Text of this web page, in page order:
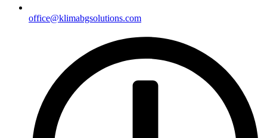
office@klimabgsolutions.com